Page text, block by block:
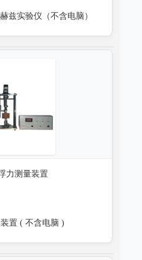
兹实验仪（不含电脑）
力测量装置
置 ( 不含电脑 )